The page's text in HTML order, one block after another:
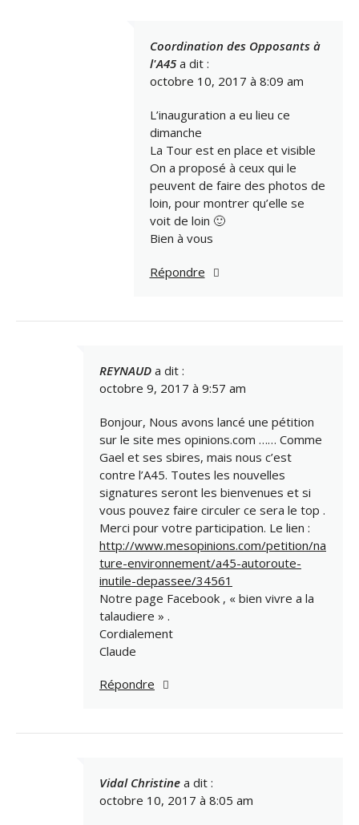
Coordination des Opposants à
l'A45 a dit :
octobre 10, 2017 à 8:09 am
L’inauguration a eu lieu ce
dimanche
La Tour est en place et visible
On a proposé à ceux qui le
peuvent de faire des photos de
loin, pour montrer qu’elle se
voit de loin 🙂
Bien à vous
Répondre
REYNAUD a dit :
octobre 9, 2017 à 9:57 am
Bonjour, Nous avons lancé une pétition
sur le site mes opinions.com …… Comme
Gael et ses sbires, mais nous c’est
contre l’A45. Toutes les nouvelles
signatures seront les bienvenues et si
vous pouvez faire circuler ce sera le top .
Merci pour votre participation. Le lien :
http://www.mesopinions.com/petition/na
ture-environnement/a45-autoroute-
inutile-depassee/34561
Notre page Facebook , « bien vivre a la
talaudiere » .
Cordialement
Claude
Répondre
Vidal Christine a dit :
octobre 10, 2017 à 8:05 am